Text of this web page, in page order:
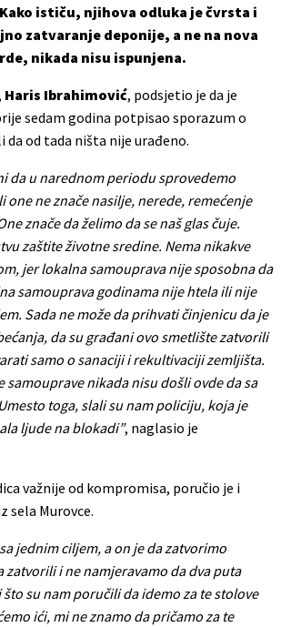
ističu, njihova odluka je čvrsta i
zatvaranje deponije, a ne na nova
nikada nisu ispunjena.
Haris Ibrahimović, podsjetio je da je
sedam godina potpisao sporazum o
da od tada ništa nije urađeno.
da u narednom periodu sprovedemo
one ne znače nasilje, nerede, remećenje
znače da želimo da se naš glas čuje.
zaštite životne sredine. Nema nikakve
jer lokalna samouprava nije sposobna da
samouprava godinama nije htela ili nije
Sada ne može da prihvati činjenicu da je
da su građani ovo smetlište zatvorili
samo o sanaciji i rekultivaciji zemljišta.
samouprave nikada nisu došli ovde da sa
toga, slali su nam policiju, koja je
ljude na blokadi”, naglasio je
važnije od kompromisa, poručio je i
sela Murovce.
jednim ciljem, a on je da zatvorimo
zatvorili i ne namjeravamo da dva puta
su nam poručili da idemo za te stolove
ići, mi ne znamo da pričamo za te